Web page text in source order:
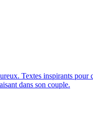
Textes inspirants pour
dans son couple.